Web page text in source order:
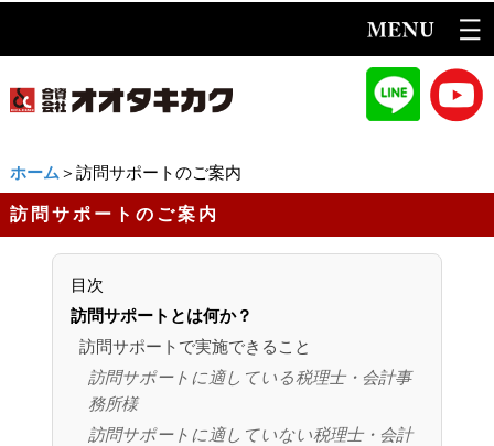
ホーム ＞訪問サポートのご案内
訪問サポートのご案内
目次
訪問サポートとは何か？
訪問サポートで実施できること
訪問サポートに適している税理士・会計事
務所様
訪問サポートに適していない税理士・会計